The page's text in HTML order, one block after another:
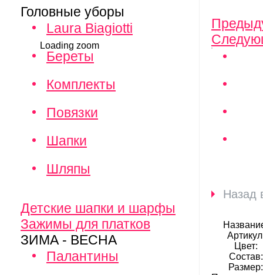
Головные уборы
Laura Biagiotti
Береты
Комплекты
Повязки
Шапки
Шляпы
Детские шапки и шарфы
Зажимы для платков
ЗИМА - ВЕСНА
Палантины
Loading zoom
Назад
Цвет:
Состав:
Размер: